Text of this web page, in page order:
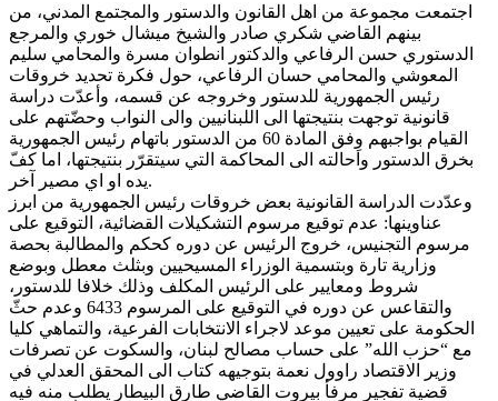
اجتمعت مجموعة من اهل القانون والدستور والمجتمع المدني، من
بينهم القاضي شكري صادر والشيخ ميشال خوري والمرجع
الدستوري حسن الرفاعي والدكتور انطوان مسرة والمحامي سليم
المعوشي والمحامي حسان الرفاعي، حول فكرة تحديد خروقات
رئيس الجمهورية للدستور وخروجه عن قسمه، وأعدّت دراسة
قانونية توجهت بنتيجتها الى اللبنانيين والى النواب وحضّتهم على
القيام بواجبهم وِفق المادة 60 من الدستور باتهام رئيس الجمهورية
بخرق الدستور واحالته الى المحاكمة التي سيتقرّر بنتيجتها، اما كفّ
يده او اي مصير آخر.
وعدّدت الدراسة القانونية بعض خروقات رئيس الجمهورية من ابرز
عناوينها: عدم توقيع مرسوم التشكيلات القضائية، التوقيع على
مرسوم التجنيس، خروج الرئيس عن دوره كحكم والمطالبة بحصة
وزارية تارة وبتسمية الوزراء المسيحيين وبثلث معطل وبوضع
شروط ومعايير على الرئيس المكلف وذلك خلافا للدستور،
والتقاعس عن دوره في التوقيع على المرسوم 6433 وعدم حثّ
الحكومة على تعيين موعد لاجراء الانتخابات الفرعية، والتماهي كليا
مع “حزب الله” على حساب مصالح لبنان، والسكوت عن تصرفات
وزير الاقتصاد راوول نعمة بتوجيهه كتاب الى المحقق العدلي في
قضية تفجير مرفأ بيروت القاضي طارق البيطار يطلب منه فيه